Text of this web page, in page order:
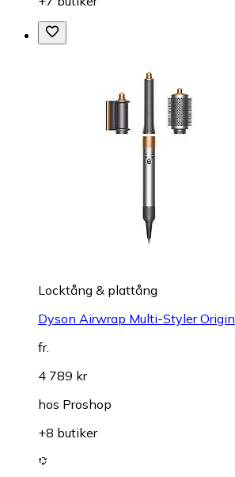
Locktång & plattång
Dyson Airwrap Multi-Styler Origin
fr.
4 789 kr
hos Proshop
+8 butiker